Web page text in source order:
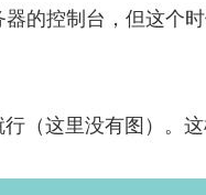
的控制台，但这个
（这里没有图）。